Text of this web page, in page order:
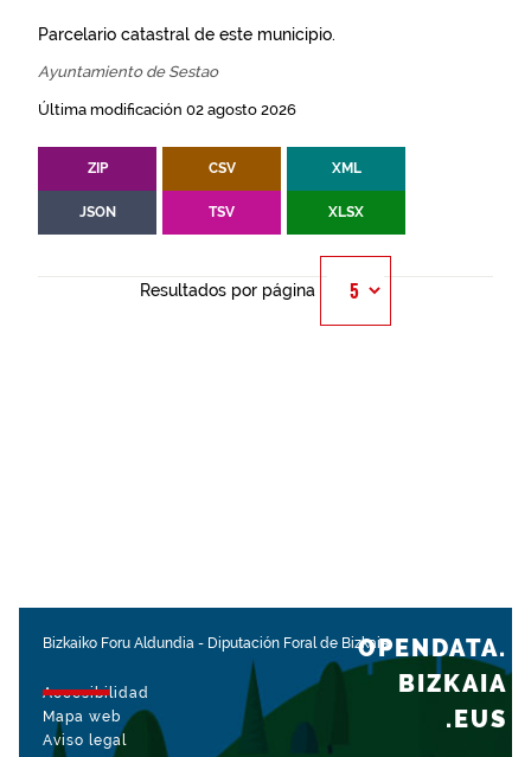
Parcelario catastral de este municipio.
Ayuntamiento de Sestao
Última modificación 02 agosto 2026
ZIP CSV XML
JSON TSV XLSX
Resultados por página
Bizkaiko Foru Aldundia - Diputación Foral de Bizkaia
Accesibilidad
Mapa web
Aviso legal
OPENDATA.
BIZKAIA
.EUS